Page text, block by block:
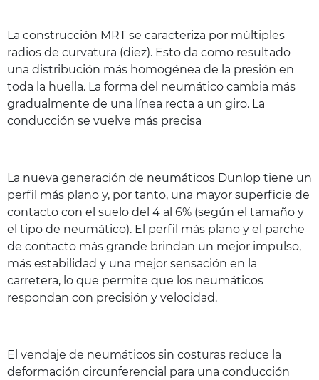
La construcción MRT se caracteriza por múltiples
radios de curvatura (diez). Esto da como resultado
una distribución más homogénea de la presión en
toda la huella. La forma del neumático cambia más
gradualmente de una línea recta a un giro. La
conducción se vuelve más precisa
La nueva generación de neumáticos Dunlop tiene un
perfil más plano y, por tanto, una mayor superficie de
contacto con el suelo del 4 al 6% (según el tamaño y
el tipo de neumático). El perfil más plano y el parche
de contacto más grande brindan un mejor impulso,
más estabilidad y una mejor sensación en la
carretera, lo que permite que los neumáticos
respondan con precisión y velocidad.
El vendaje de neumáticos sin costuras reduce la
deformación circunferencial para una conducción